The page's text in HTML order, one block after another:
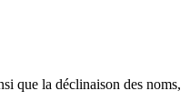
que la déclinaison des noms,